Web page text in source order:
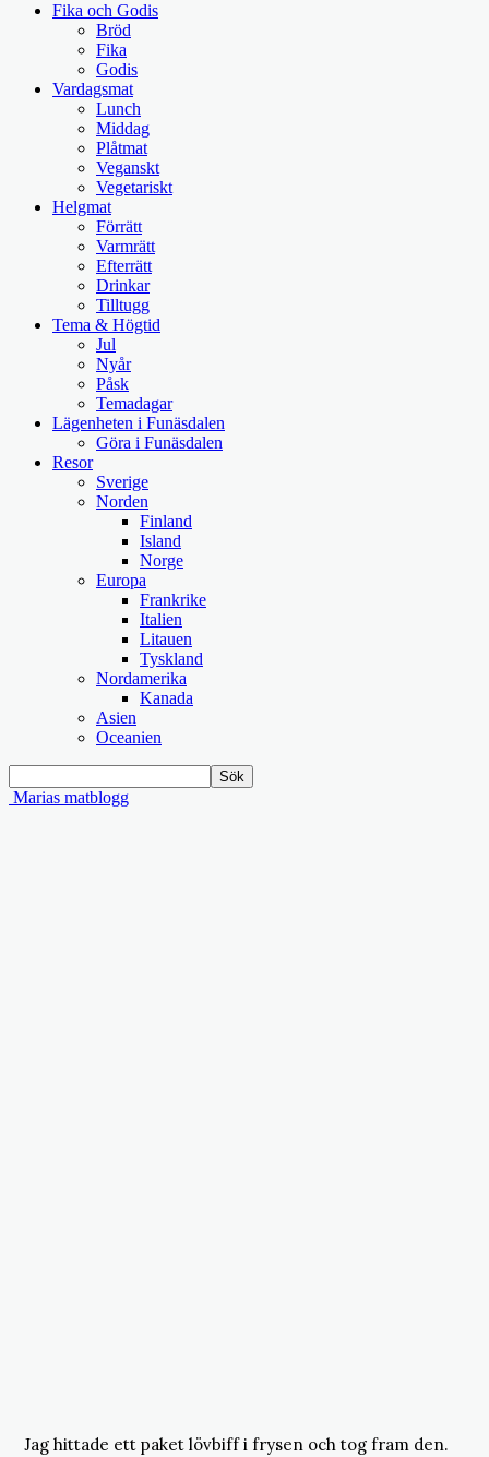
Fika och Godis
Bröd
Fika
Godis
Vardagsmat
Lunch
Middag
Plåtmat
Veganskt
Vegetariskt
Helgmat
Förrätt
Varmrätt
Efterrätt
Drinkar
Tilltugg
Tema & Högtid
Jul
Nyår
Påsk
Temadagar
Lägenheten i Funäsdalen
Göra i Funäsdalen
Resor
Sverige
Norden
Finland
Island
Norge
Europa
Frankrike
Italien
Litauen
Tyskland
Nordamerika
Kanada
Asien
Oceanien
Marias matblogg
Jag hittade ett paket lövbiff i frysen och tog fram den.